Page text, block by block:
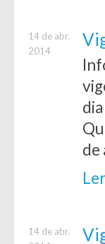
14 de abr.
2014
de
14 de abr.